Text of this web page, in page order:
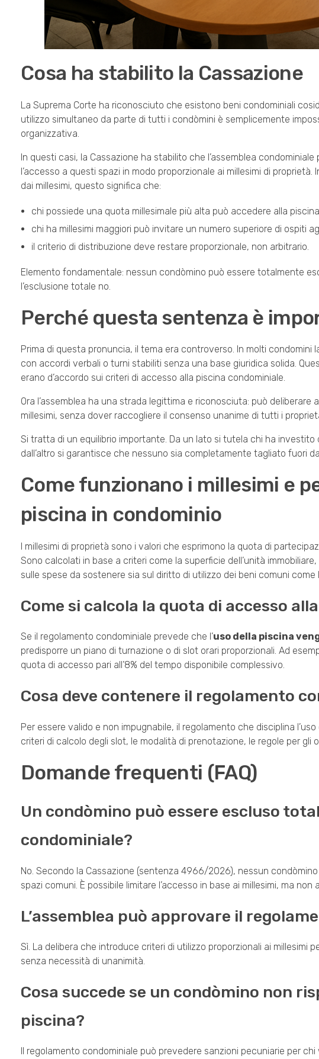
Cosa ha stabilito la Cassazione
La Suprema Corte ha riconosciuto che esistono beni condominiali
utilizzo simultaneo da parte di tutti i condòmini è semplicemente
organizzativa.
In questi casi, la Cassazione ha stabilito che l’assemblea
l’accesso a questi spazi in modo proporzionale ai millesimi di proprietà.
dai millesimi, questo significa che:
chi possiede una quota millesimale più alta può accedere alla
chi ha millesimi maggiori può invitare un numero superiore di ospiti
il criterio di distribuzione deve restare proporzionale, non arbitrario.
Elemento fondamentale: nessun condòmino può essere totalmente
l’esclusione totale no.
Perché questa sentenza è
Prima di questa pronuncia, il tema era controverso. In molti
con accordi verbali o turni stabiliti senza una base giuridica solida.
erano d’accordo sui criteri di accesso alla piscina condominiale.
Ora l’assemblea ha una strada legittima e riconosciuta: può
millesimi, senza dover raccogliere il consenso unanime di tutti i
Si tratta di un equilibrio importante. Da un lato si tutela chi ha investito
dall’altro si garantisce che nessuno sia completamente tagliato fuori
Come funzionano i millesimi e
piscina in condominio
I millesimi di proprietà sono i valori che esprimono la quota di
Sono calcolati in base a criteri come la superficie dell’unità
sulle spese da sostenere sia sul diritto di utilizzo dei beni comuni come
Come si calcola la quota di accesso
Se il regolamento condominiale prevede che l’uso della piscina
predisporre un piano di turnazione o di slot orari proporzionali. Ad
quota di accesso pari all’8% del tempo disponibile complessivo.
Cosa deve contenere il regolamento
Per essere valido e non impugnabile, il regolamento che disciplina
criteri di calcolo degli slot, le modalità di prenotazione, le regole per gli
Domande frequenti (FAQ)
Un condòmino può essere escluso
condominiale?
No. Secondo la Cassazione (sentenza 4966/2026), nessun
spazi comuni. È possibile limitare l’accesso in base ai millesimi, ma non
L’assemblea può approvare il
Sì. La delibera che introduce criteri di utilizzo proporzionali ai millesimi
senza necessità di unanimità.
Cosa succede se un condòmino non
piscina?
Il regolamento condominiale può prevedere sanzioni pecuniarie per